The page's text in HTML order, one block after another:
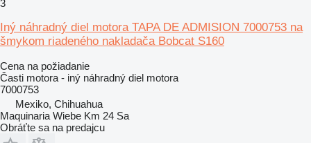
3
Iný náhradný diel motora TAPA DE ADMISION 7000753 na
šmykom riadeného nakladača Bobcat S160
Cena na požiadanie
Časti motora - iný náhradný diel motora
7000753
Mexiko, Chihuahua
Maquinaria Wiebe Km 24 Sa
Obráťte sa na predajcu